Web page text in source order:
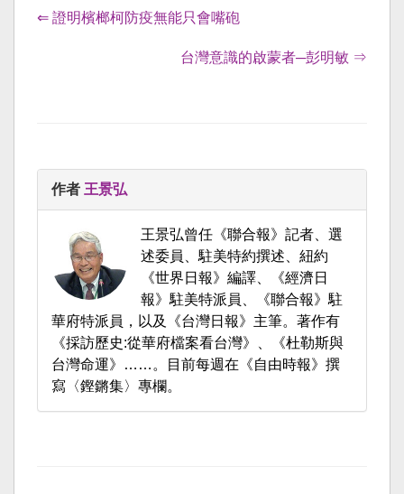
⇐ 證明檳榔柯防疫無能只會嘴砲
台灣意識的啟蒙者─彭明敏 ⇒
作者 王景弘
王景弘曾任《聯合報》記者、選
述委員、駐美特約撰述、紐約
《世界日報》編譯、《經濟日
報》駐美特派員、《聯合報》駐
華府特派員，以及《台灣日報》主筆。著作有
《採訪歷史:從華府檔案看台灣》、《杜勒斯與
台灣命運》……。目前每週在《自由時報》撰
寫〈鏗鏘集〉專欄。